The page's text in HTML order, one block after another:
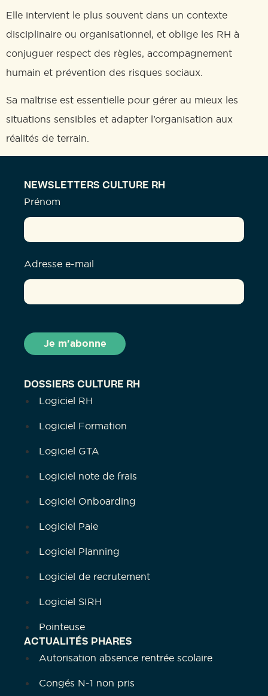
Elle intervient le plus souvent dans un contexte
disciplinaire ou organisationnel, et oblige les RH à
conjuguer respect des règles, accompagnement
humain et prévention des risques sociaux.
Sa maîtrise est essentielle pour gérer au mieux les
situations sensibles et adapter l’organisation aux
réalités de terrain.
DOSSIERS CULTURE RH
Logiciel RH
Logiciel Formation
Logiciel GTA
Logiciel note de frais
Logiciel Onboarding
Logiciel Paie
Logiciel Planning
Logiciel de recrutement
Logiciel SIRH
Pointeuse
ACTUALITÉS PHARES
Autorisation absence rentrée scolaire
Congés N-1 non pris
NEWSLETTERS CULTURE RH
Prénom
Adresse e-mail